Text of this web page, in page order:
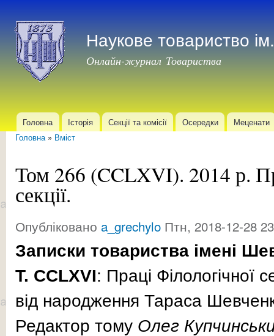
Наукове товариство
Онлайн-журнал Товариства
Головне меню
Головна Історія Секції та комісії Осередки Меценати
Головна» Вміст
Том 266 (CCLXVI). 2014 р.
секції.
Опубліковано a_grechylo Птн, 2018-12-28
Записки товариства імені
Т. CCLXVІ: Праці Філологічної
від народження Тараса
Редактор тому Олег